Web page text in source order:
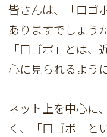
皆さんは、「口ゴ
ありますでしょうか
「口ゴボ」とは
心に見られるよう
ネット上を中心に
く、「口ゴボ」と